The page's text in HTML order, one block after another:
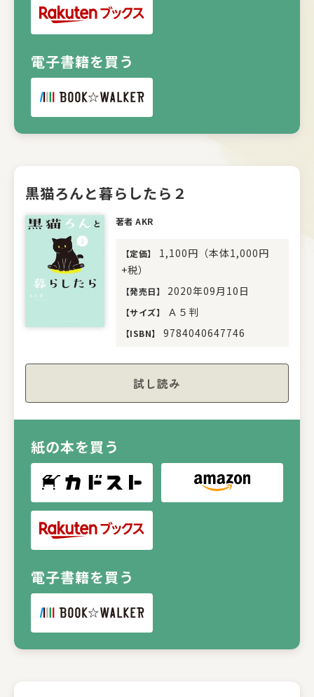
電子書籍を買う
黒猫ろんと暮らしたら２
著者 AKR
【定価】
1,100円（本体1,000円
+税）
【発売日】 2020年09月10日
【サイズ】 Ａ５判
【ISBN】 9784040647746
試し読み
紙の本を買う
電子書籍を買う